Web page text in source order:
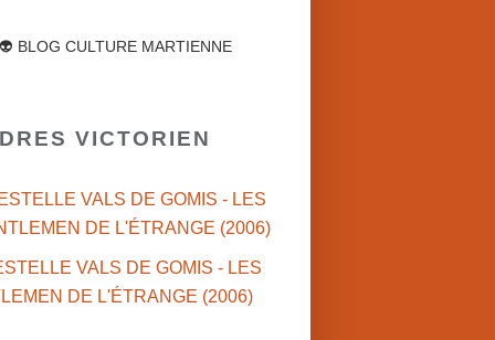
👽 BLOG CULTURE MARTIENNE
VICTORIEN
POLICIER-THRILLER
FANTASTIQUE
VALS DE GOMIS - LES
DE L'ÉTRANGE (2006)